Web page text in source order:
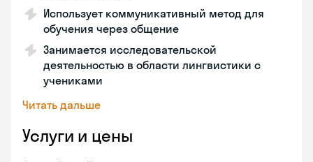
Использует коммуникативный метод для
обучения через общение
Занимается исследовательской
деятельностью в области лингвистики с
учениками
Читать дальше
Услуги и цены